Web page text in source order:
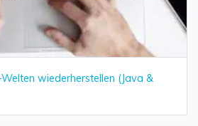
wiederherstellen (Java &